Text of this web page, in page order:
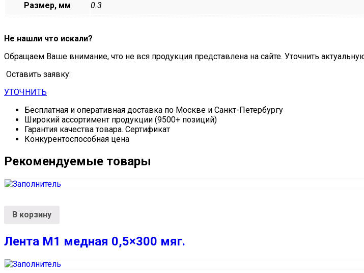
Размер, мм 0.3
Не нашли что искали?
Обращаем Ваше внимание, что не вся продукция представлена на сайте. Уточнить
Оставить заявку:
УТОЧНИТЬ
Бесплатная и оперативная доставка по Москве и Санкт-Петербургу
Широкий ассортимент продукции (9500+ позиций)
Гарантия качества товара. Сертификат
Конкурентоспособная цена
Рекомендуемые товары
В корзину
Лента М1 медная 0,5×300 мяг.